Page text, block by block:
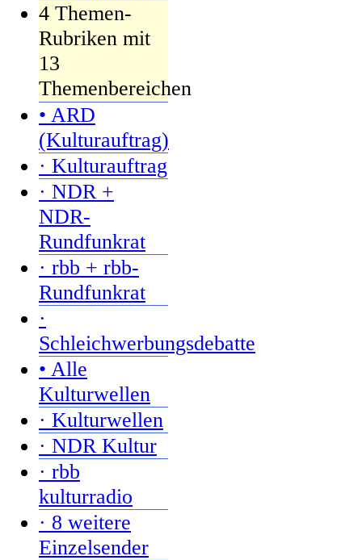
4 Themen-
Rubriken mit
13
Themenbereichen
• ARD
(Kulturauftrag)
· Kulturauftrag
· NDR +
NDR-
Rundfunkrat
· rbb + rbb-
Rundfunkrat
·
Schleichwerbungsdebatte
• Alle
Kulturwellen
· Kulturwellen
· NDR Kultur
· rbb
kulturradio
· 8 weitere
Einzelsender